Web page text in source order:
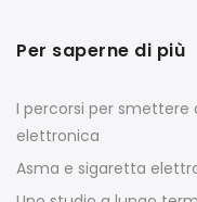
Per saperne di più
I percorsi per
elettronica
Asma e sigaretta